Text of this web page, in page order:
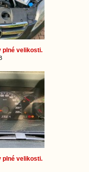
plné velikosti.
plné velikosti.